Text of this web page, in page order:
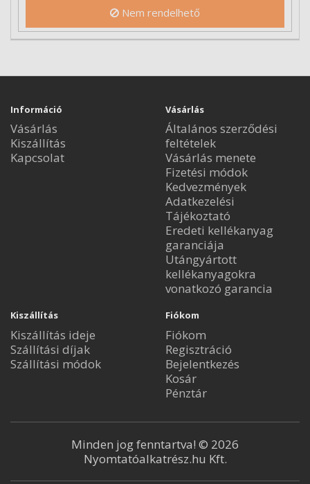
Nem rendelhető
Információ
Vásárlás
Kiszállítás
Kapcsolat
Vásárlás
Általános szerződési
feltételek
Vásárlás menete
Fizetési módok
Kedvezmények
Adatkezelési
Tájékoztató
Eredeti kellékanyag
garanciája
Utángyártott
kellékanyagokra
vonatkozó garancia
Kiszállítás
Kiszállítás ideje
Szállítási díjak
Szállítási módok
Fiókom
Fiókom
Regisztráció
Bejelentkezés
Kosár
Pénztár
Minden jog fenntartva! © 2026
Nyomtatóalkatrész.hu Kft.